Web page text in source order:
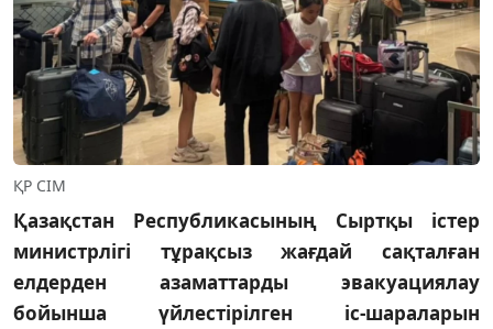
ҚР СІМ
Қазақстан Республикасының Сыртқы істер
министрлігі тұрақсыз жағдай сақталған
елдерден азаматтарды эвакуациялау
бойынша үйлестірілген іс-шараларын